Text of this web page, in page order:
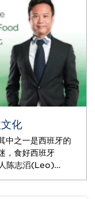
化
中之一是西班牙的
，食好西班牙
陈志滔(Leo)…